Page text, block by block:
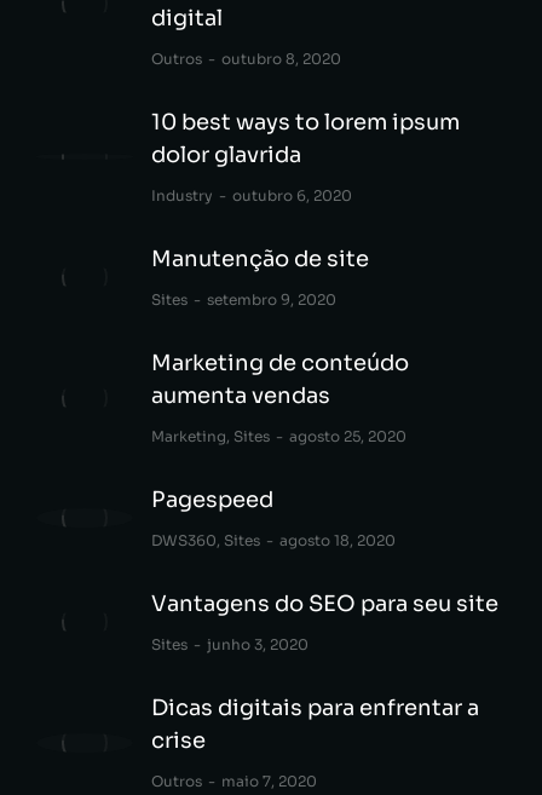
digital
Outros outubro 8, 2020
10 best ways to lorem ipsum
dolor glavrida
Industry outubro 6, 2020
Manutenção de site
Sites setembro 9, 2020
Marketing de conteúdo
aumenta vendas
Marketing, Sites agosto 25, 2020
Pagespeed
DWS360, Sites agosto 18, 2020
Vantagens do SEO para seu site
Sites junho 3, 2020
Dicas digitais para enfrentar a
crise
Outros maio 7, 2020